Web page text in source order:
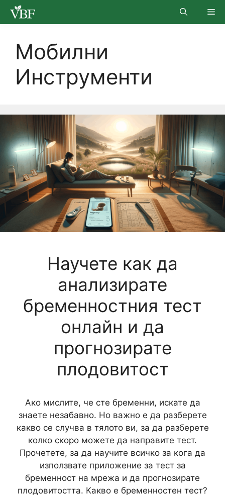
Skip
Мобилни
Инструменти
Научете как да
анализирате
бременностния тест
онлайн и да
прогнозирате
плодовитост
Ако мислите, че сте бременни, искате да
знаете незабавно. Но важно е да разберете
какво се случва в тялото ви, за да разберете
колко скоро можете да направите тест.
Прочетете, за да научите всичко за кога да
използвате приложение за тест за
бременност на мрежа и да прогнозирате
плодовитостта. Какво е бременностен тест?